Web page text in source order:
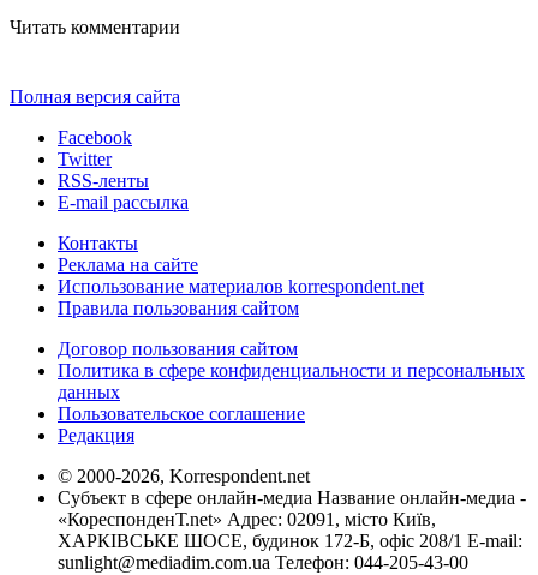
Читать комментарии
Полная версия сайта
Facebook
Twitter
RSS-ленты
E-mail рассылка
Контакты
Реклама на сайте
Использование материалов korrespondent.net
Правила пользования сайтом
Договор пользования сайтом
Политика в сфере конфиденциальности и персональных
данных
Пользовательское соглашение
Редакция
© 2000-2026, Korrespondent.net
Субъект в сфере онлайн-медиа Название онлайн-медиа -
«КореспонденТ.net» Адрес: 02091, місто Київ,
ХАРКІВСЬКЕ ШОСЕ, будинок 172-Б, офіс 208/1 E-mail:
sunlight@mediadim.com.ua Телефон: 044-205-43-00